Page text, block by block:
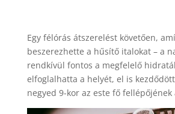
Egy félórás átszerelést követően,
beszerezhette a hűsítő italokat – a
rendkívül fontos a megfelelő
elfoglalhatta a helyét, el is
negyed 9-kor az este fő fellépőjének